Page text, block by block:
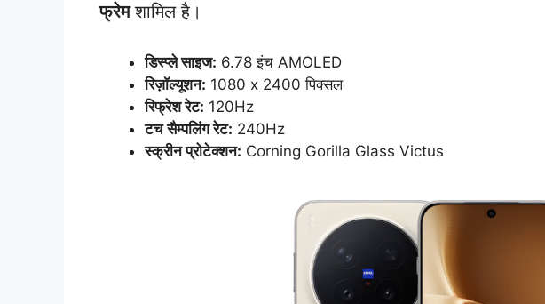
फ्रेमशामिल है।
डिस्प्ले साइज: 6.78 इंच AMOLED
रिज़ॉल्यूशन: 1080 x 2400 पिक्सल
रिफ्रेश रेट: 120Hz
टच सैम्पलिंग रेट: 240Hz
स्क्रीन प्रोटेक्शन: Corning Gorilla Glass Victus